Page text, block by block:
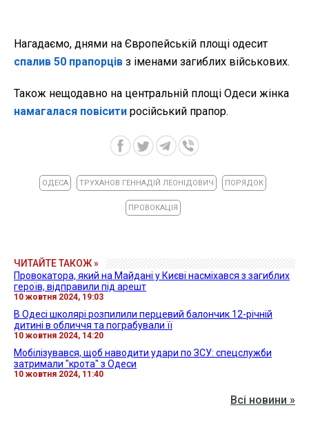
Нагадаємо, днями на Європейській площі одесит
спалив 50 прапорців з іменами загиблих військових.
Також нещодавно на центральній площі Одеси жінка
намагалася повісити російський прапор.
ОДЕСА ТРУХАНОВ ГЕННАДІЙ ЛЕОНІДОВИЧ ПОРЯДОК
ПРОВОКАЦІЯ
ЧИТАЙТЕ ТАКОЖ »
Провокатора, який на Майдані у Києві насміхався з загиблих
героїв, відправили під арешт
10 жовтня 2024, 19:03
В Одесі школярі розпилили перцевий балончик 12-річній
дитині в обличчя та пограбували її
10 жовтня 2024, 14:20
Мобілізувався, щоб наводити удари по ЗСУ: спецслужби
затримали "крота" з Одеси
10 жовтня 2024, 11:40
Всі новини »